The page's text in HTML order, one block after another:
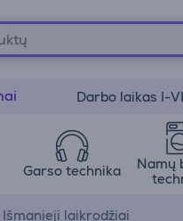
Darbo laikas I-
Garso technika
Namų
Išmanieji laikrodžiai